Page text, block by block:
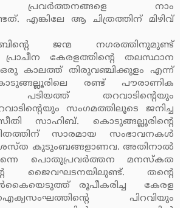
പ്രവര്‍ത്തനങ്ങളെ നാം
എങ്കിലേ ആ ചിത്രത്തിന് മിഴിവ്
ജന്മ നഗരത്തിനുമുണ്ട്
പ്രാചീന കേരളത്തിന്റെ തലസ്ഥാന
ഒരു കാലത്ത് തിരുവഞ്ചിക്കുളം എന്ന്
രണ്ട് പൗരാണിക
പടിയത്ത് തറവാടിന്റെയും
സംഗമത്തിലൂടെ ജനിച്ച
സാഹിബ്. കൊടുങ്ങല്ലൂരിന്റെ
സാരമായ സംഭാവനകള്‍
കുടുംബങ്ങളാണവ. അതിനാല്‍
പൊതുപ്രവര്‍ത്തന മനസ്‌കത
ജൈവഘടനയിലുണ്ട്. തന്റെ
രൂപീകരിച്ച കേരള
പിറവിയും